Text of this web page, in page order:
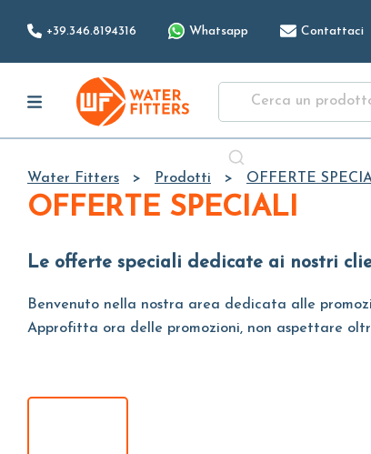
+39.346.8194316 Whatsapp Contattaci
Water Fitters Prodotti OFFERTE
OFFERTE SPECIALI
Le offerte speciali dedicate ai nostri
Benvenuto nella nostra area dedicata alle
Approfitta ora delle promozioni, non aspettare